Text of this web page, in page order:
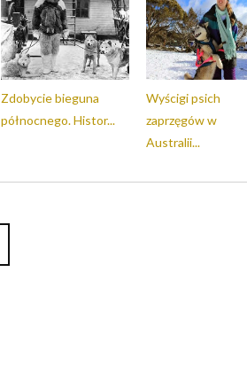
Zdobycie bieguna
północnego. Histor...
Wyścigi psich
zaprzęgów w
Australii...